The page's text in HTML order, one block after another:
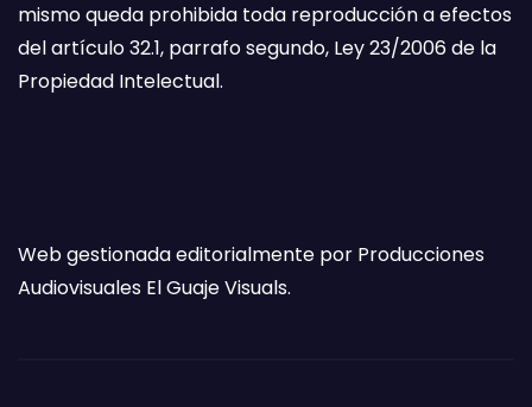
mismo queda prohibida toda reproducción a efectos
del artículo 32.1, parrafo segundo, Ley 23/2006 de la
Propiedad Intelectual.
Web gestionada editorialmente por Producciones
Audiovisuales El Guaje Visuals.